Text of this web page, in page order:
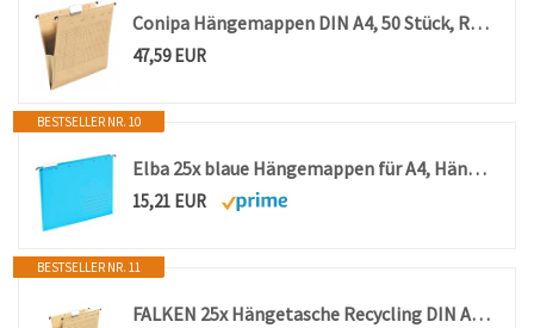
Conipa Hängemappen DIN A4, 50 Stück, Recycling-Karton Braun, Blauer Engel
47,59 EUR
BESTSELLER NR. 10
Elba 25x blaue Hängemappen für A4, Hängeregister, seitlich offen, inkl. Vollsichtreitern
15,21 EUR
BESTSELLER NR. 11
FALKEN 25x Hängetasche Recycling DIN A4 mit Leinenfröschen braun